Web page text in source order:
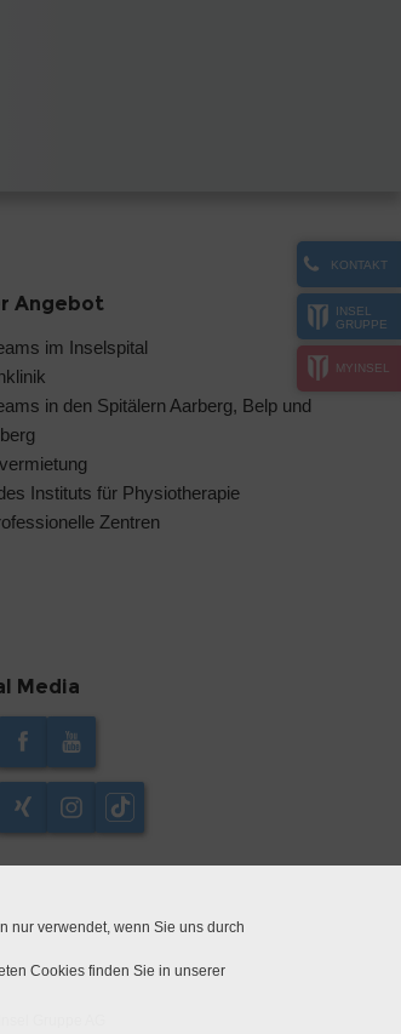
KONTAKT
INSEL
GRUPPE
MYINSEL
Angebot
im Inselspital
in den Spitälern Aarberg, Belp und
Instituts für Physiotherapie
Zentren
Media
nur verwendet, wenn Sie uns durch
Cookies finden Sie in unserer